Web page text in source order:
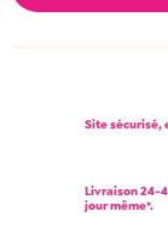
Site sécurisé,
Livraison 24-
jour même*.